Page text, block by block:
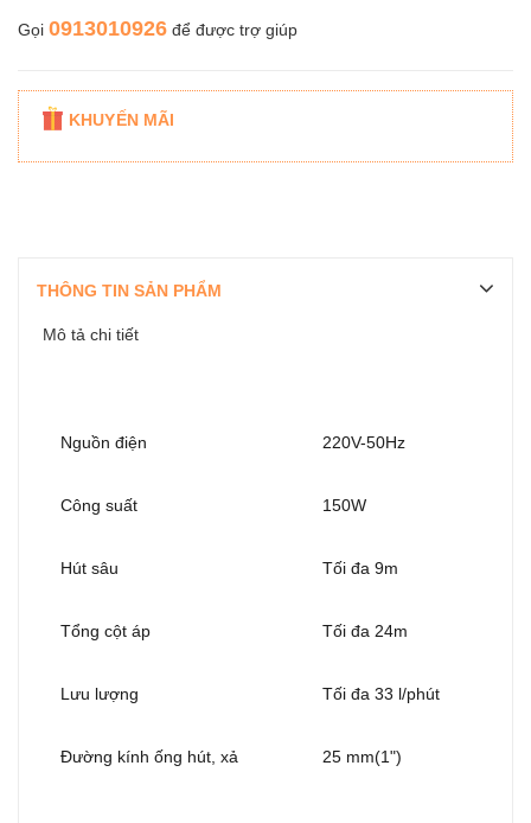
Gọi 0913010926 để được trợ giúp
KHUYẾN MÃI
THÔNG TIN SẢN PHẨM
Mô tả chi tiết
Nguồn điện 220V-50Hz
Công suất 150W
Hút sâu Tối đa 9m
Tổng cột áp Tối đa 24m
Lưu lượng Tối đa 33 l/phút
Đường kính ống hút, xả 25 mm(1")